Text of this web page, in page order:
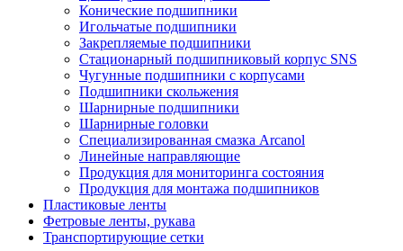
Конические подшипники
Игольчатые подшипники
Закрепляемые подшипники
Стационарный подшипниковый корпус SNS
Чугунные подшипники с корпусами
Подшипники скольжения
Шарнирные подшипники
Шарнирные головки
Специализированная смазка Arcanol
Линейные направляющие
Продукция для мониторинга состояния
Продукция для монтажа подшипников
Пластиковые ленты
Фетровые ленты, рукава
Транспортирующие сетки